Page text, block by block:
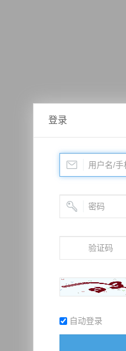
登录
自动登录